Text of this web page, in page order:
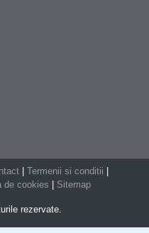
Termenii si conditii
de cookies Sitemap
rezervate.